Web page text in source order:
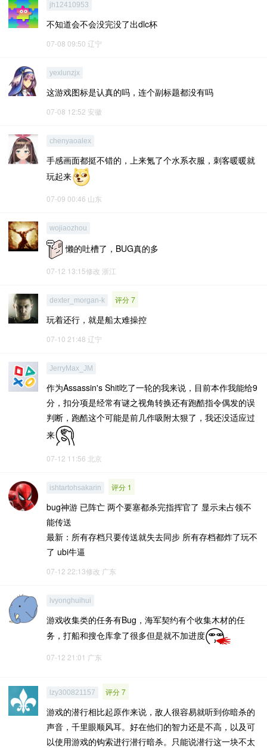
jh12410953
不知道会不会没完没了出dlc杯
07-08 09:50 辽宁
yexlunzjx
这游戏图标是认真的吗，连个副标题都没有吗
07-08 12:52 安徽
chenyaoalex
手感画面都挺不错的，上来氪了个水系衣服，刺客暖暖就
玩起来
07-09 00:46 山东
wojiaozhou
懒的吐槽了，BUG真的多
07-12 13:15修改 浙江
dexter_morgan-k 评分 7
玩着还行，就是船太难操控
07-10 21:48 辽宁
JerryMax_JM
作为Assassin's Shit吃了一轮的我来说，目前本作我能给9
分，扣分项是经常有谜之视角转换还有跑酷指令偶发的误
判断，跑酷这个可能是前几作吸附太狠了，我还没适应过
来
07-12 11:56 北京
ishtartohsakarin 评分 1
bug神游 已阵亡 两个要塞都杀完指挥官了 显示未占领不
能传送
最新：所有存档只要传送就失去同步 所有存档都炸了玩不
了 ubi牛逼
07-12 22:13修改 广东
lvyonghuihui
游戏收集类的任务有Bug，海军契约有个收集木材的任
务，打船和搜仓库拿了很多但是就不加进度
07-12 21:01 广东
lzy300821157 评分 7
游戏的潜行相比起原作来说，敌人很容易就听到你暗杀的
声音，千里眼顺风耳。好在他们的智力还是不高，以及可
以使用游戏的钩索进行潜行暗杀。只能说潜行这一块不太